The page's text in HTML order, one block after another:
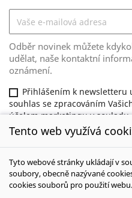
Odběr novinek můžete
udělat, naše kontaktní
oznámení.
Přihlášením k newsletteru
souhlas se zpracováním
účelem marketingu v souladu
parlamentu a Rady (EU) 2016/
odvolat na adrese
NAŠE SPOLEČNOST
Tento web využívá
Tyto webové stránky ukládají v
soubory, obecně nazývané
cookies souborů pro použití webu.